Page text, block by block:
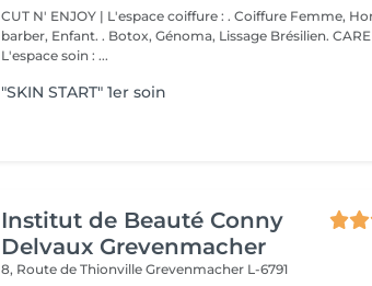
CUT N' ENJOY | L'espace coiffure : . Coiffure Femme, Homme et
barber, Enfant. . Botox, Génoma, Lissage Brésilien. CARE N' ENJOY |
L'espace soin : ...
"SKIN START" 1er soin
Institut de Beauté Conny
Delvaux Grevenmacher
8, Route de ThionvilleGrevenmacher L-6791